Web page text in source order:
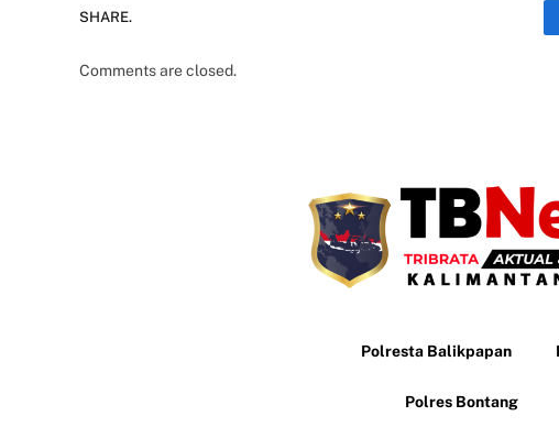
SHARE.
Comments are closed.
Polresta Balikpapan
Polres Bontang